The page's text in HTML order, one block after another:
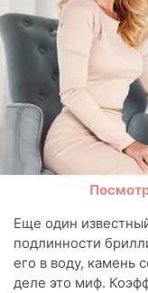
Еще один
подлинности
его в воду, камень
деле это миф.